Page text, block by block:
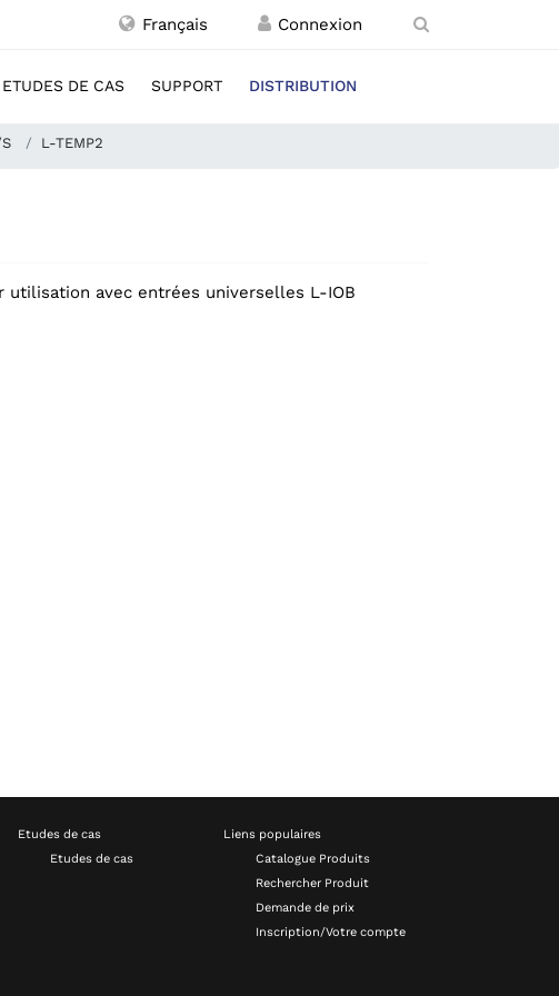
Français
ETUDES DE CAS SUPPORT DISTRIBUTION
L-TEMP2
utilisation avec entrées universelles L-IOB
Etudes de cas
Etudes de cas
Liens populaires
Catalogue Produits
Rechercher Produit
Demande de prix
Inscription/Votre compte